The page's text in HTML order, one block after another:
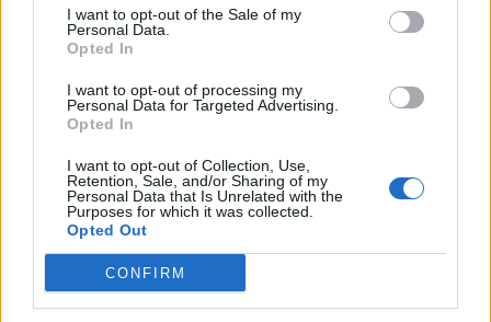
I want to opt-out of the Sale of my
Personal Data.
Opted In
I want to opt-out of processing my
Personal Data for Targeted Advertising.
Opted In
I want to opt-out of Collection, Use,
Retention, Sale, and/or Sharing of my
Personal Data that Is Unrelated with the
Purposes for which it was collected.
Opted Out
CONFIRM
CONDIVIDERE:
VALUTARE: